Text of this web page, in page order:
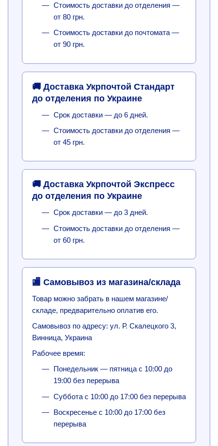
Стоимость доставки до отделения —
от 80 грн.
Стоимость доставки до почтомата —
от 90 грн.
🚚 Доставка Укрпочтой Стандарт
до отделения по Украине
Срок доставки — до 6 дней.
Стоимость доставки до отделения —
от 45 грн.
🚚 Доставка Укрпочтой Экспресс
до отделения по Украине
Срок доставки — до 3 дней.
Стоимость доставки до отделения —
от 60 грн.
🏬 Самовывоз из магазина/склада
Товар можно забрать в нашем магазине/
складе, предварительно оплатив его.
Самовывоз по адресу: ул. Р. Скалецкого 3,
Винница, Украина
Рабочее время:
Понедельник — пятница с 10:00 до
19:00 без перерыва
Суббота с 10:00 до 17:00 без перерыва
Воскресенье с 10:00 до 17:00 без
перерыва